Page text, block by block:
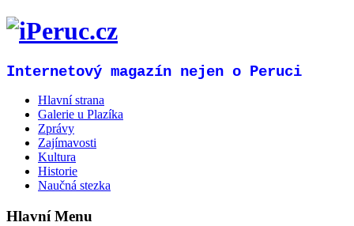
Internetový magazín nejen o Peruci
Hlavní strana
Galerie u Plazíka
Zprávy
Zajímavosti
Kultura
Historie
Naučná stezka
Hlavní Menu